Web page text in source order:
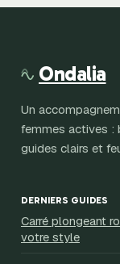
conseils
Ondalia
Un
femmes actives :
guides clairs et
DERNIERS GUIDES
Carré plongeant
votre style